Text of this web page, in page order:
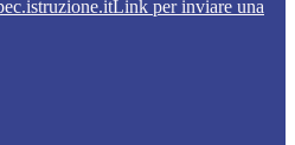
Link per inviare una